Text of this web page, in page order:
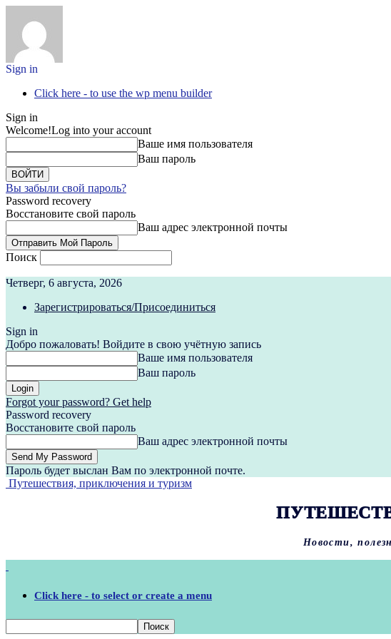
Sign in
Click here - to use the wp menu builder
Sign in
Welcome!Log into your account
Ваше имя пользователя
Ваш пароль
Вы забыли свой пароль?
Password recovery
Восстановите свой пароль
Ваш адрес электронной почты
Поиск
Четверг, 6 августа, 2026
Зарегистрироваться/Присоединиться
Sign in
Добро пожаловать! Войдите в свою учётную запись
Ваше имя пользователя
Ваш пароль
Forgot your password? Get help
Password recovery
Восстановите свой пароль
Ваш адрес электронной почты
Пароль будет выслан Вам по электронной почте.
Путешествия, приключения и туризм
Новости,
Click here - to select or create a menu